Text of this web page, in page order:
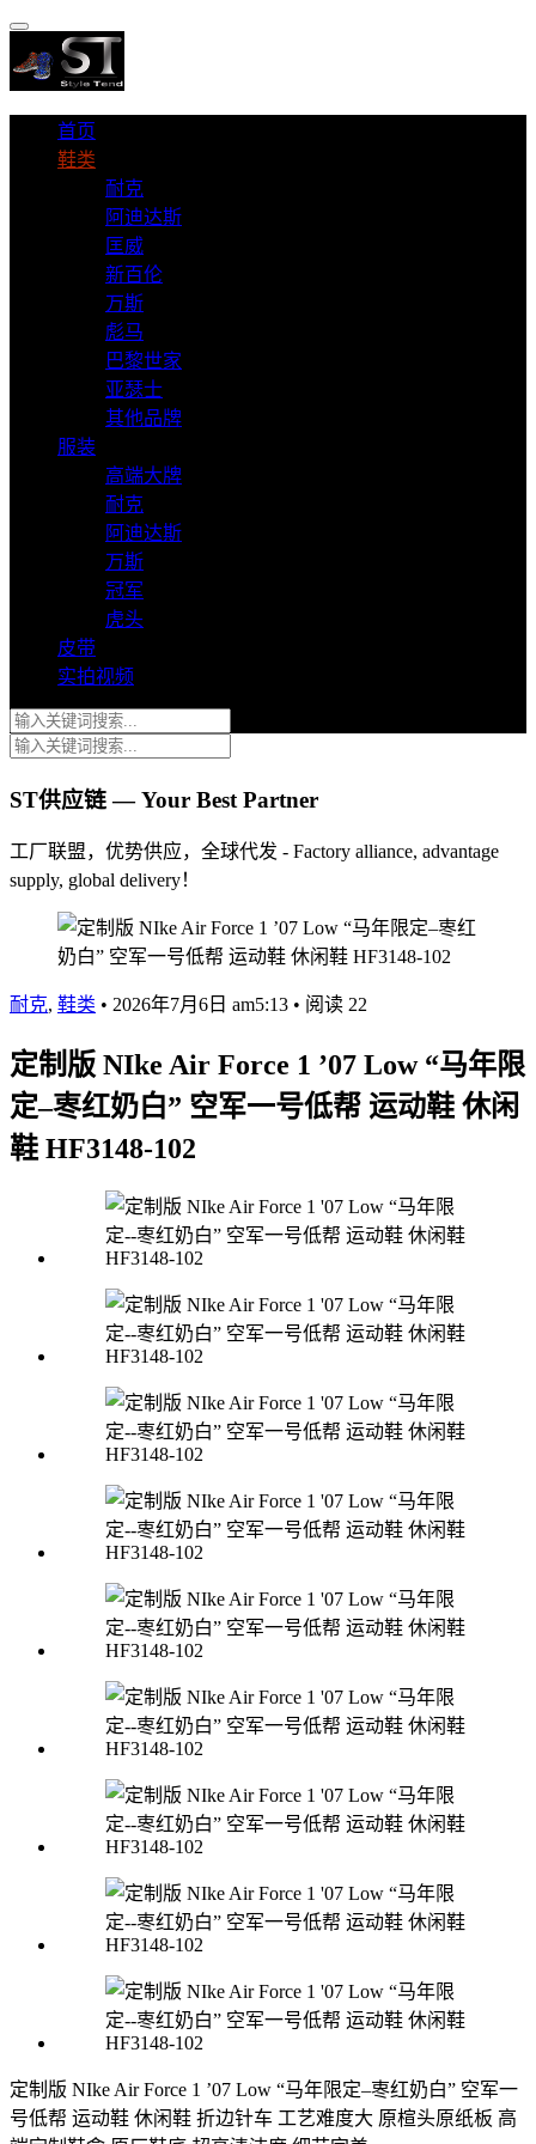
首页
鞋类
耐克
阿迪达斯
匡威
新百伦
万斯
彪马
巴黎世家
亚瑟士
其他品牌
服装
高端大牌
耐克
阿迪达斯
万斯
冠军
虎头
皮带
实拍视频
ST供应链 — Your Best Partner
工厂联盟，优势供应，全球代发 - Factory alliance, advantage
supply, global delivery！
耐克, 鞋类 • 2026年7月6日 am5:13 • 阅读 22
定制版 NIke Air Force 1 ’07 Low “马年限
定–栆红奶白” 空军一号低帮 运动鞋 休闲
鞋 HF3148-102
定制版 NIke Air Force 1 ’07 Low “马年限定–栆红奶白” 空军一
号低帮 运动鞋 休闲鞋 折边针车 工艺难度大 原楦头原纸板 高